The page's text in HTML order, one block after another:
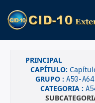
PRINCIPAL
CAPÍTULO: Capítulo I
GRUPO : A50-A64
CATEGORIA :